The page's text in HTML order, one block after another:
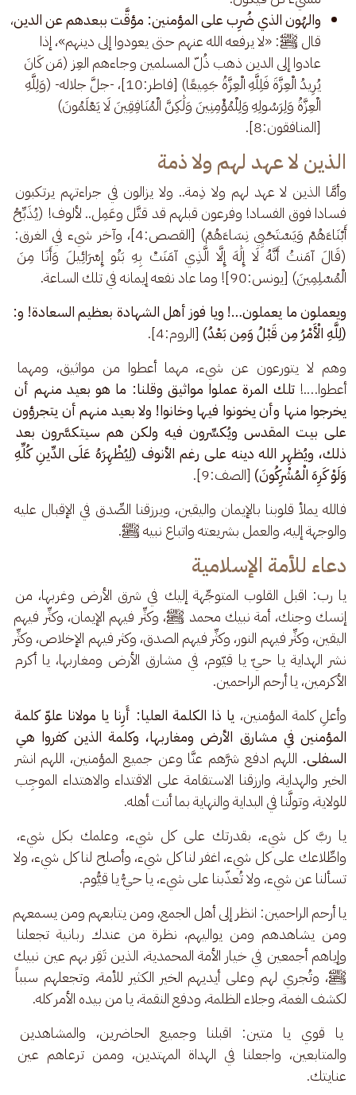
والهُون الذي ضُرِب على المؤمنين: مؤقَّت ببعدهم عن الدين،
قال ﷺ: «لا يرفعه الله عنهم حتى يعودوا إلى دينهم»، إذا
عادوا إلى الدين ذهب ذُلّ المسلمين وجاءهم العِز (مَن كَانَ
يُرِيدُ الْعِزَّةَ فَلِلَّهِ الْعِزَّةُ جَمِيعًا) [فاطر:10]، -جلَّ جلاله- (وَلِلَّهِ
الْعِزَّةُ وَلِرَسُولِهِ وَلِلْمُؤْمِنِينَ وَلَٰكِنَّ الْمُنَافِقِينَ لَا يَعْلَمُونَ)
[المنافقون:8].
الذين لا عهد لهم ولا ذمة
وأمَّا الذين لا عهد لهم ولا ذِمة.. ولا يزالون في جراءتهم يرتكبون
فسادا فوق الفساد! وفرعون قبلهم قد قتَّل وعَمِل.. لألوف! (يُذَبِّحُ
أَبْنَاءَهُمْ وَيَسْتَحْيِي نِسَاءَهُمْ) [القصص:4]، وآخر شيء في الغرق:
(قَالَ آمَنتُ أَنَّهُ لَا إِلَٰهَ إِلَّا الَّذِي آمَنَتْ بِهِ بَنُو إِسْرَائِيلَ وَأَنَا مِنَ
الْمُسْلِمِينَ) [يونس:90]! وما عاد نفعه إيمانه في تلك الساعة.
ويعملون ما يعملون…! ويا فوز أهل الشهادة بعظيم السعادة! و:
(لِلَّهِ الْأَمْرُ مِن قَبْلُ وَمِن بَعْدُ) [الروم:4].
وهم لا يتورعون عن شيء، مهما أعطوا من مواثيق، ومهما
أعطوا….! تلك المرة عملوا مواثيق وقلنا: ما هو بعيد منهم أن
يخرجوا منها وأن يخونوا فيها وخانوا! ولا بعيد منهم أن يتجرؤون
على بيت المقدس ويُكسِّرون فيه ولكن هم سيتكسَّرون بعد
ذلك، ويُظهِر الله دينه على رغم الأنوف (لِيُظْهِرَهُ عَلَى الدِّينِ كُلِّهِ
وَلَوْ كَرِهَ الْمُشْرِكُونَ) [الصف:9].
فالله يملأ قلوبنا بالإيمان واليقين، ويرزقنا الصِّدق في الإقبال عليه
والوجهة إليه، والعمل بشريعته واتباع نبيه ﷺ.
دعاء للأمة الإسلامية
يا رب: اقبل القلوب المتوجِّهة إليك في شرق الأرض وغربها، من
إنسك وجنك، أمة نبيك محمد ﷺ، وكثِّر فيهم الإيمان، وكثِّر فيهم
اليقين، وكثِّر فيهم النور، وكثِّر فيهم الصدق، وكثر فيهم الإخلاص، وكثِّر
نشر الهداية يا حيّ يا قيّوم، في مشارق الأرض ومغاربها، يا أكرم
الأكرمين، يا أرحم الراحمين.
وأعلِ كلمة المؤمنين، يا ذا الكلمة العليا: أَرِنا يا مولانا علوّ كلمة
المؤمنين في مشارق الأرض ومغاربها، وكلمة الذين كفروا هي
السفلى. اللهم ادفع شرَّهم عنَّا وعن جميع المؤمنين، اللهم انشر
الخير والهداية، وارزقنا الاستقامة على الاقتداء والاهتداء الموجِب
للولاية، وتولَّنا في البداية والنهاية بما أنت أهله.
يا ربَّ كل شيء، بقدرتك على كل شيء، وعلمك بكل شيء،
واطِّلاعك على كل شيء، اغفر لنا كل شيء، وأصلح لنا كل شيء، ولا
تسألنا عن شيء، ولا تُعذّبنا على شيء، يا حيُّ يا قيُّوم.
يا أرحم الراحمين: انظر إلى أهل الجمع، ومن يتابعهم ومن يسمعهم
ومن يشاهدهم ومن يواليهم، نظرة من عندك ربانية تجعلنا
وإياهم أجمعين في خيار الأمة المحمدية، الذين تَقِر بهم عين نبيك
ﷺ، وتُجري لهم وعلى أيديهم الخير الكثير للأمة، وتجعلهم سبباً
لكشف الغمة، وجلاء الظلمة، ودفع النقمة، يا من بيده الأمر كله.
يا قوي يا متين: اقبلنا وجميع الحاضرين، والمشاهدين
والمتابعين، واجعلنا في الهداة المهتدين، وممن ترعاهم عين
عنايتك.